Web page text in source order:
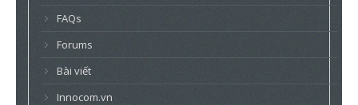
FAQs
Forums
Bài viết
Innocom.vn